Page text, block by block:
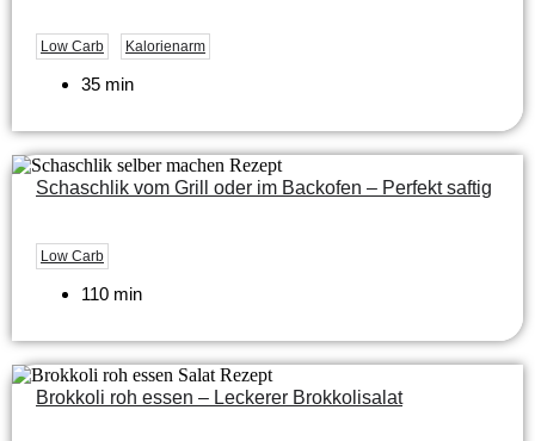
Low Carb Kalorienarm
35 min
Schaschlik vom Grill oder im Backofen – Perfekt saftig
Low Carb
110 min
Brokkoli roh essen – Leckerer Brokkolisalat